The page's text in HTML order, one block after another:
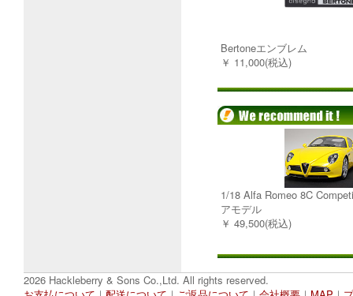
Bertoneエンブレム
￥ 11,000(税込)
1/18 Alfa Romeo 8C
アモデル
￥ 49,500(税込)
2026 Hackleberry & Sons Co.,Ltd. All rights reserved.